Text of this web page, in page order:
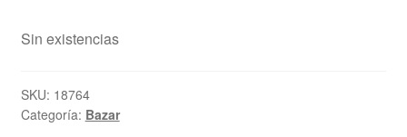
Sin existencias
SKU: 18764
Categoría: Bazar